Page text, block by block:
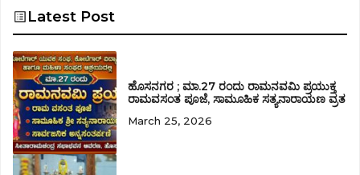
Latest Post
ಹೊಸನಗರ ; ಮಾ.27 ರಂದು ರಾಮನವಮಿ ಪ್ರಯುಕ್ತ
ರಾಮವಸಂತ ಪೂಜೆ, ಸಾಮೂಹಿಕ ಸತ್ಯನಾರಾಯಣ ವ್ರತ
March 25, 2026